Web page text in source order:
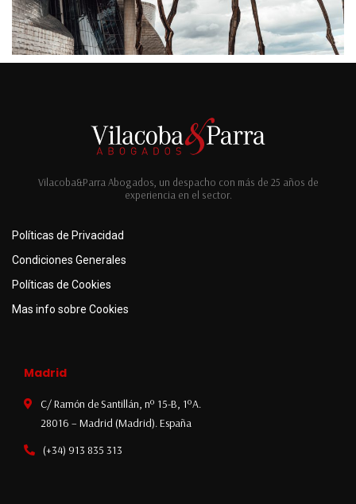
Vilacoba&Parra Abogados, un despacho con más de 25 años de
experiencia en el sector.
Políticas de Privacidad
Condiciones Generales
Políticas de Cookies
Mas info sobre Cookies
Madrid
C/ Ramón de Santillán, nº 15-B, 1ºA.
28016 – Madrid (Madrid). España
(+34) 913 835 313